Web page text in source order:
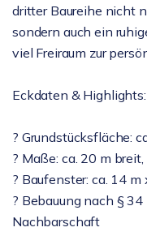
dritter Baureihe nicht
sondern auch ein
viel Freiraum zur
Eckdaten & Highlights:
? Grundstücksfläche:
? Maße: ca. 20 m
? Baufenster: ca. 14 m
? Bebauung nach §
Nachbarschaft